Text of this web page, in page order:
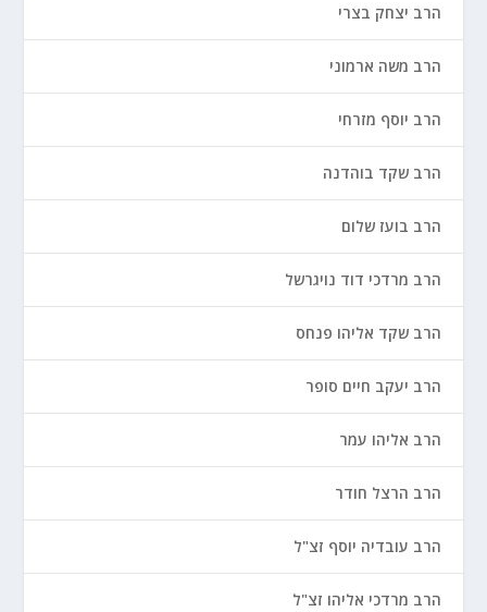
הרב יצחק בצרי
הרב משה ארמוני
הרב יוסף מזרחי
הרב שקד בוהדנה
הרב בועז שלום
הרב מרדכי דוד נויגרשל
הרב שקד אליהו פנחס
הרב יעקב חיים סופר
הרב אליהו עמר
הרב הרצל חודר
הרב עובדיה יוסף זצ"ל
הרב מרדכי אליהו זצ"ל